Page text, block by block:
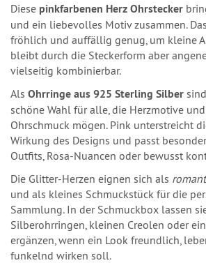
Diese pinkfarbenen Herz Ohrstecker
und ein liebevolles Motiv zusammen.
fröhlich und auffällig genug, um kleine
bleibt durch die Steckerform aber
vielseitig kombinierbar.
Als Ohrringe aus 925 Sterling Silber
schöne Wahl für alle, die Herzmotive
Ohrschmuck mögen. Pink unterstreicht
Wirkung des Designs und passt
Outfits, Rosa-Nuancen oder bewusst
Die Glitter-Herzen eignen sich als
und als kleines Schmuckstück für die
Sammlung. In der Schmuckbox lassen
Silberohrringen, kleinen Creolen oder
ergänzen, wenn ein Look freundlich,
funkelnd wirken soll.